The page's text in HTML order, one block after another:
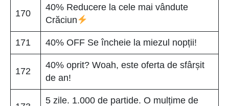
170
40% Reducere la cele mai vândute
Crăciun
171 40% OFF Se încheie la miezul nopții!
172
40% oprit? Woah, este oferta de sfârșit
de an!
5 zile. 1.000 de partide. O mulțime de